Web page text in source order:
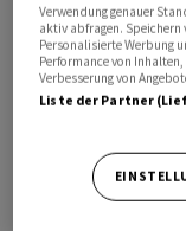
darstellen. Die
Millionen-Euro-
Heraeus hat über
vertreten./mba/
Verwendung genauer
aktiv abfragen.
Personalisierte Werbung
Performance von
Verbesserung von
Liste der Partner